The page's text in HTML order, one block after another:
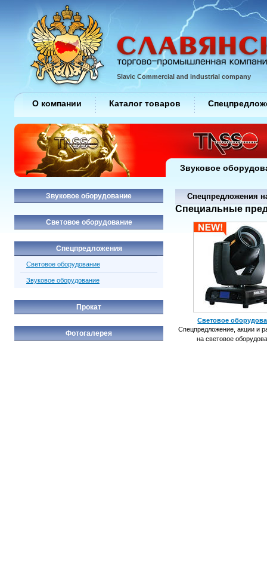
Спецпредложения
Специальные
Световое
Спецпредложение, акции и
на световое
Звуковое оборудование
Световое оборудование
Спецпредложения
Световое оборудование
Звуковое оборудование
Прокат
Фотогалерея
Slavic Commercial and industrial company
О компании Каталог товаров
Звуковое